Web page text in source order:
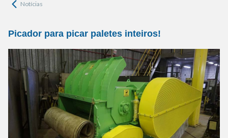
Notícias
Picador para picar paletes inteiros!